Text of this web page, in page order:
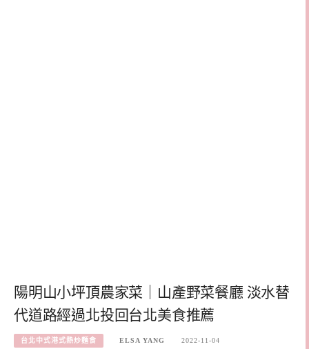
陽明山小坪頂農家菜｜山產野菜餐廳 淡水替
代道路經過北投回台北美食推薦
台北中式港式熱炒麵食 ELSA YANG 2022-11-04